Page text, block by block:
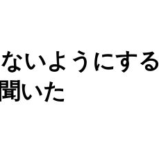
いようにする
いた